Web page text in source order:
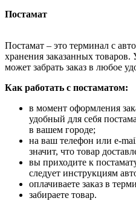
Постамат
Постамат – это терминал с
хранения заказанных товаров.
может забрать заказ в любое
Как работать с постаматом:
в момент оформления
удобный для себя
в вашем городе;
на ваш телефон или e-
значит, что товар
вы приходите к
следует инструкциям
оплачиваете заказ в
забираете товар.